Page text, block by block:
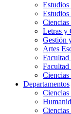
Estudios
Estudios
Ciencias
Letras y
Gestión
Artes
Ciencias
Departamentos
Ciencias
Ciencias